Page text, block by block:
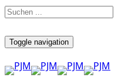
Toggle navigation